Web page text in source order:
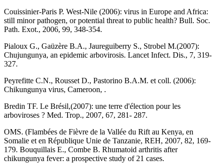
Couissinier-Paris P. West-Nile (2006): virus in Europe and Africa:
still minor pathogen, or potential threat to public health? Bull. Soc.
Path. Exot., 2006, 99, 348-354.
Pialoux G., Gaüzère B.A., Jaureguiberry S., Strobel M.(2007):
Chujungunya, an epidemic arbovirosis. Lancet Infect. Dis., 7, 319-
327.
Peyrefitte C.N., Rousset D., Pastorino B.A.M. et coll. (2006):
Chikungunya virus, Cameroon, .
Bredin TF. Le Brésil,(2007): une terre d'élection pour les
arboviroses ? Med. Trop., 2007, 67, 281- 287.
OMS. (Flambées de Fièvre de la Vallée du Rift au Kenya, en
Somalie et en République Unie de Tanzanie, REH, 2007, 82, 169-
179. Bouquillais E., Combe B. Rhumatoid arthritis after
chikungunya fever: a prospective study of 21 cases.